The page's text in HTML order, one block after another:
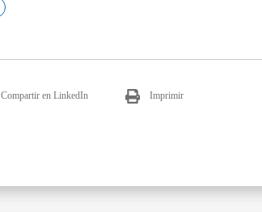
Compartir en LinkedIn Imprimir